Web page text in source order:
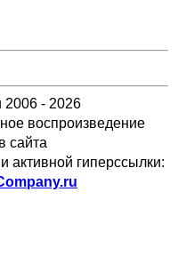
2006 - 2026
воспроизведение
сайта
активной гиперссылки: